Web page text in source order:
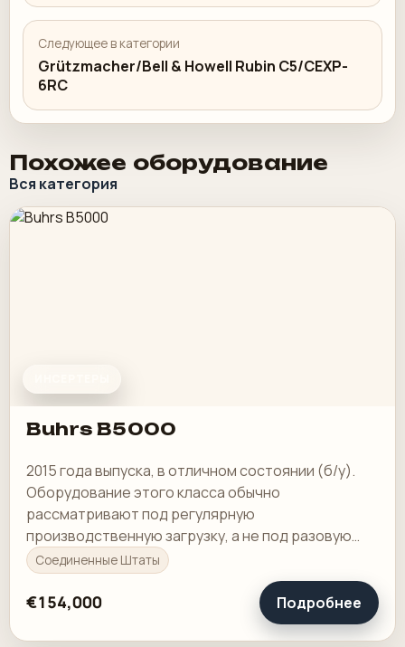
Следующее в категории
Grützmacher/Bell & Howell Rubin C5/CEXP-
6RC
Похожее оборудование
Вся категория
Buhrs B5000
2015 года выпуска, в отличном состоянии (б/у).
Оборудование этого класса обычно
рассматривают под регулярную
производственную загрузку, а не под разовую
покупку в склад.
Соединенные Штаты
€154,000 Подробнее